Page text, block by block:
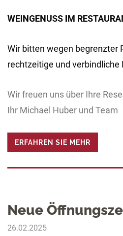
WEINGENUSS IM
Wir bitten wegen begrenzter
rechtzeitige und verbindliche
Wir freuen uns über Ihre
Ihr Michael Huber und Team
ERFAHREN SIE MEHR
Neue
26.02.2025